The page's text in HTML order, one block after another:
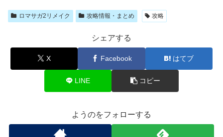
ロマサガ2リメイク 攻略情報・まとめ 攻略
シェアする
X Facebook はてブ
LINE コピー
ようのをフォローする